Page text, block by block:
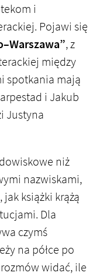
i
Pojawi się
, z
między
spotkania mają
i Jakub
Justyna
niż
nazwiskami,
książki krążą
Dla
czymś
na półce po
widać, ile